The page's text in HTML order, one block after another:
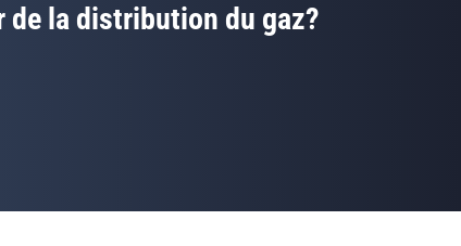
de la distribution du gaz?